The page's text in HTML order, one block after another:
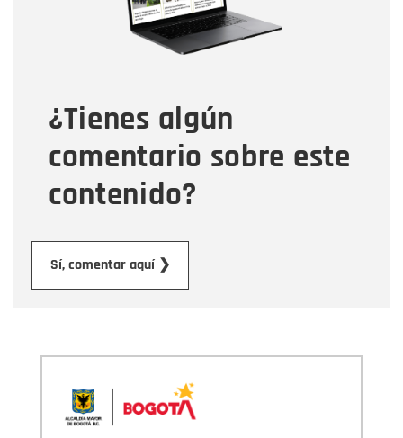
¿Tienes algún
comentario sobre este
contenido?
Sí, comentar aquí ❯
Tipo de comentario
Mensaje